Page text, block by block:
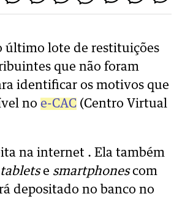
último lote de restituições
que não foram
identificar os motivos que
no e-CAC (Centro Virtual
na internet . Ela também
tabletse smartphonescom
depositado no banco no